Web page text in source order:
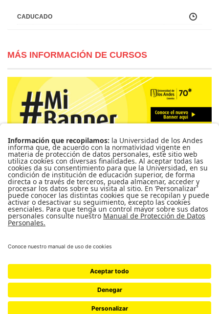
CADUCADO
MÁS INFORMACIÓN DE CURSOS
Para más información de cursos, horarios y cupos visite el
Sistema de Información Banner
Ir a Mi Banner
UNIVERSIDAD DE LOS ANDES | VIGILADA MINEDUCACIÓN. RECONOCIMIENTO
COMO UNIVERSIDAD: DECRETO 1297 DEL 30 DE MAYO DE 1964.